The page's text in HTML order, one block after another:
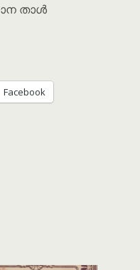
താൾ
Facebook